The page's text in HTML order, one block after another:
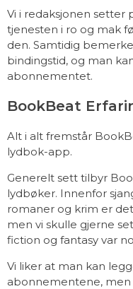
Vi i redaksjonen setter
tjenesten i ro og mak
den. Samtidig
bindingstid, og man
abonnementet.
BookBeat
Alt i alt fremstår
lydbok-app.
Generelt sett tilbyr
lydbøker. Innenfor
romaner og krim er
men vi skulle gjerne
fiction og fantasy var
Vi liker at man kan
abonnementene, men